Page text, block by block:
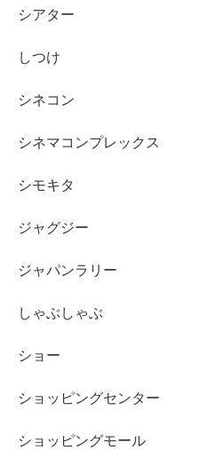
シアター
しつけ
シネコン
シネマコンプレックス
シモキタ
ジャグジー
ジャパンラリー
しゃぶしゃぶ
ショー
ショッピングセンター
ショッピングモール